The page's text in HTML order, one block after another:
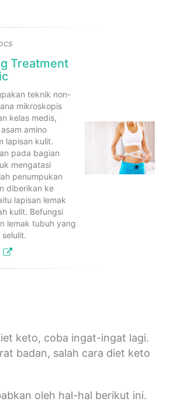
Treatment
teknik non-
mikroskopis
kelas medis,
amino
lapisan kulit.
pada bagian
mengatasi
penumpukan
diberikan ke
lapisan lemak
kulit. Befungsi
lemak tubuh yang
keto, coba ingat-ingat lagi.
badan, salah cara diet keto
oleh hal-hal berikut ini.